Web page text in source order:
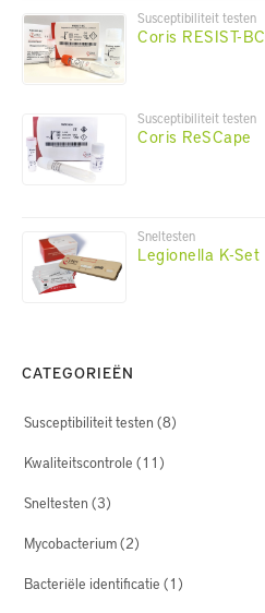
Susceptibiliteit testen
Coris RESIST-BC
Susceptibiliteit testen
Coris ReSCape
Sneltesten
Legionella K-Set
CATEGORIEËN
Susceptibiliteit testen (8)
Kwaliteitscontrole (11)
Sneltesten (3)
Mycobacterium(2)
Bacteriële identificatie (1)